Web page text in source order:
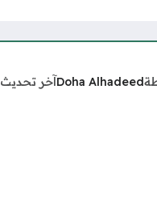
Doha Alhadeedآخر تحديث